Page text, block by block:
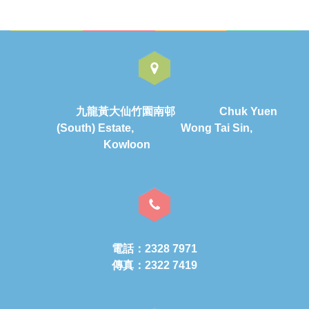
九龍黃大仙竹園南邨 Chuk Yuen
(South) Estate, Wong Tai Sin,
Kowloon
電話：2328 7971
傳真：2322 7419